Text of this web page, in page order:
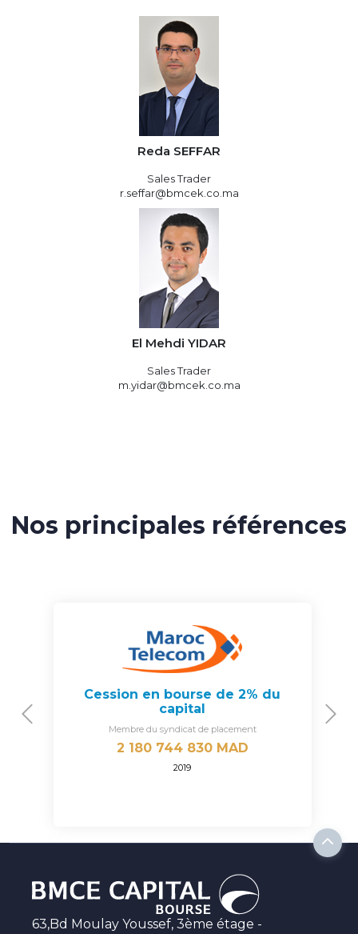
Reda SEFFAR
Sales Trader
r.seffar@bmcek.co.ma
El Mehdi YIDAR
Sales Trader
m.yidar@bmcek.co.ma
Nos principales références
Cession en bourse de 2% du
capital
Membre du syndicat de placement
2 180 744 830 MAD
2019
Previous
63,Bd Moulay Youssef, 3ème étage -